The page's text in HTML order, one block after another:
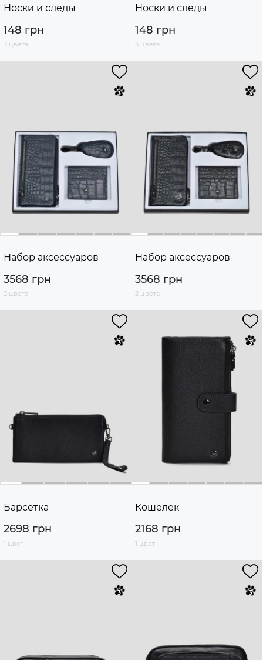
Носки и следы
148 грн
3 цвета
Носки и следы
148 грн
3 цвета
Набор аксессуаров
3568 грн
2 цвета
Набор аксессуаров
3568 грн
2 цвета
Барсетка
2698 грн
1 цвет
Кошелек
2168 грн
1 цвет